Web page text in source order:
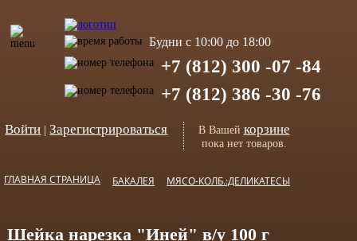
Будни с 10:00 до 18:00
+7 (812) 300 -07 -84
+7 (812) 386 -30 -76
Войти |Зарегистрироваться В Вашей корзине
пока нет товаров.
ГЛАВНАЯ СТРАНИЦА БАКАЛЕЯ МЯСО-КОЛБ.:ДЕЛИКАТЕСЫ
Шейка нарезка "Иней" в/у 100 г